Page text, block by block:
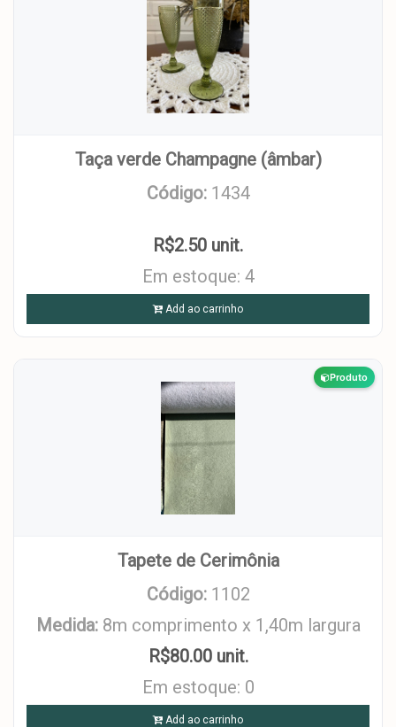
Taça verde Champagne (âmbar)
Código: 1434
R$2.50 unit.
Em estoque: 4
Add ao carrinho
Produto
Tapete de Cerimônia
Código: 1102
Medida: 8m comprimento x 1,40m largura
R$80.00 unit.
Em estoque: 0
Add ao carrinho